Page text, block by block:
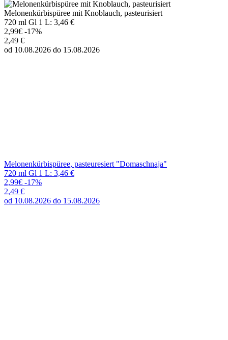
Melonenkürbispüree mit Knoblauch, pasteurisiert
720 ml Gl 1 L: 3,46 €
2,99€ -17%
2,49 €
od 10.08.2026 do 15.08.2026